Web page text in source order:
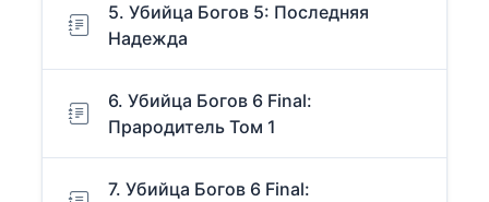
5. Убийца Богов 5: Последняя
Надежда
6. Убийца Богов 6 Final:
Прародитель Том 1
7. Убийца Богов 6 Final: